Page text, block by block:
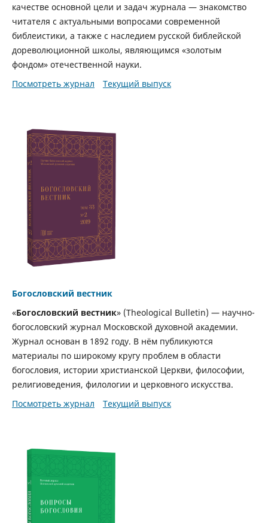
качестве основной цели и задач журнала — знакомство
читателя с актуальными вопросами современной
библеистики, а также с наследием русской библейской
дореволюционной школы, являющимся «золотым
фондом» отечественной науки.
Посмотреть журнал
Текущий выпуск
Богословский вестник
«Богословский вестник» (Theological Bulletin) — научно-
богословский журнал Московской духовной академии.
Журнал основан в 1892 году. В нём публикуются
материалы по широкому кругу проблем в области
богословия, истории христианской Церкви, философии,
религиоведения, филологии и церковного искусства.
Посмотреть журнал
Текущий выпуск